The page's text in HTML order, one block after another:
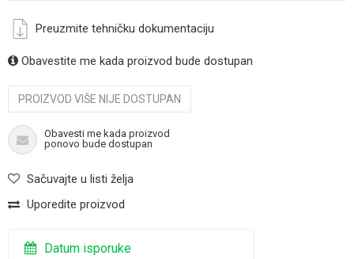
Preuzmite tehničku dokumentaciju
Obavestite me kada proizvod bude dostupan
PROIZVOD VIŠE NIJE DOSTUPAN
Obavesti me kada proizvod
ponovo bude dostupan
Sačuvajte u listi želja
Uporedite proizvod
Datum isporuke